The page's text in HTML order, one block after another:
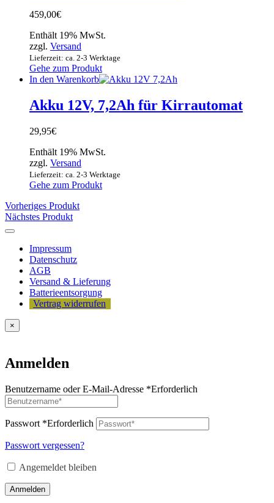
459,00€
Enthält 19% MwSt.
zzgl. Versand
Lieferzeit: ca. 2-3 Werktage
Gehe zum Produkt
In den Warenkorb
Akku 12V, 7,2Ah für Kirrautomat
29,95€
Enthält 19% MwSt.
zzgl. Versand
Lieferzeit: ca. 2-3 Werktage
Gehe zum Produkt
Vorheriges Produkt
Nächstes Produkt
Impressum
Datenschutz
AGB
Versand & Lieferung
Batterieentsorgung
Vertrag widerrufen
×
Anmelden
Benutzername oder E-Mail-Adresse *Erforderlich
Passwort *Erforderlich
Passwort vergessen?
Angemeldet bleiben
Anmelden